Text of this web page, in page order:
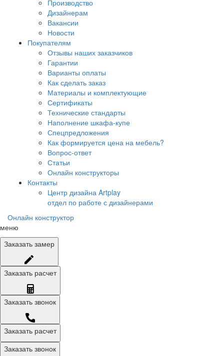
Производство
Дизайнерам
Вакансии
Новости
Покупателям
Отзывы наших заказчиков
Гарантии
Варианты оплаты
Как сделать заказ
Материалы и комплектующие
Сертификаты
Технические стандарты
Наполнение шкафа-купе
Спецпредложения
Как формируется цена на мебель?
Вопрос-ответ
Статьи
Онлайн конструкторы
Контакты
Центр дизайна Artplay
отдел по работе с дизайнерами
Онлайн конструктор
меню
Заказать замер
Заказать расчет
Заказать звонок
Заказать расчет
Заказать звонок